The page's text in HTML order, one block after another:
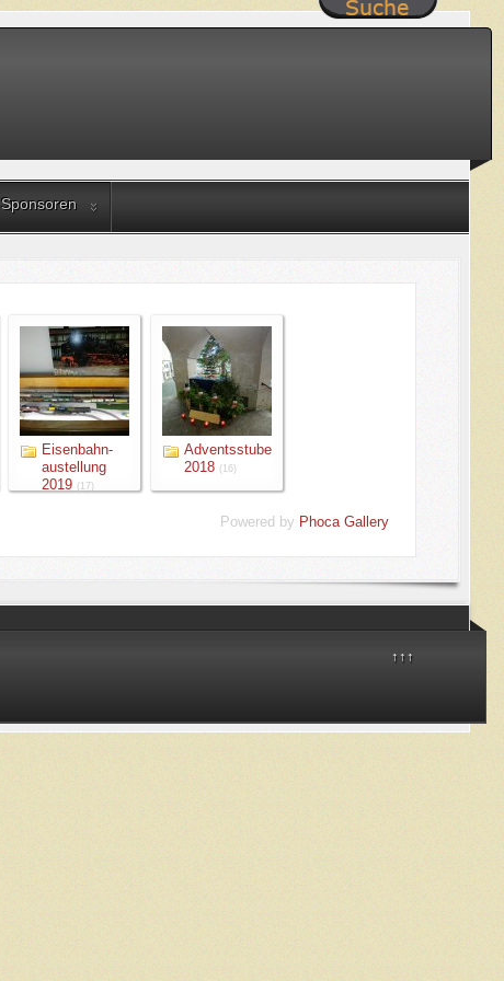
Sponsoren
Eisenbahn-
austellung
2019 (17)
Adventsstube
2018 (16)
Powered by Phoca Gallery
↑↑↑